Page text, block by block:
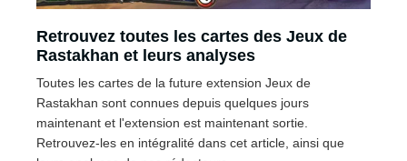
Retrouvez toutes les cartes des Jeux de
Rastakhan et leurs analyses
Toutes les cartes de la future extension Jeux de
Rastakhan sont connues depuis quelques jours
maintenant et l'extension est maintenant sortie.
Retrouvez-les en intégralité dans cet article, ainsi que